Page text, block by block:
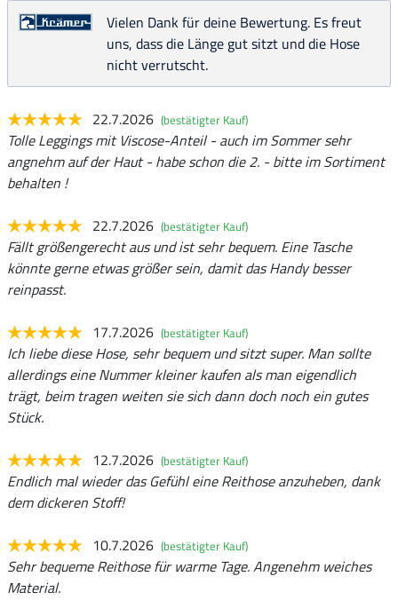
Vielen Dank für deine Bewertung. Es freut
uns, dass die Länge gut sitzt und die Hose
nicht verrutscht.
22.7.2026 (bestätigter Kauf)
Tolle Leggings mit Viscose-Anteil - auch im Sommer sehr
angnehm auf der Haut - habe schon die 2. - bitte im Sortiment
behalten !
22.7.2026 (bestätigter Kauf)
Fällt größengerecht aus und ist sehr bequem. Eine Tasche
könnte gerne etwas größer sein, damit das Handy besser
reinpasst.
17.7.2026 (bestätigter Kauf)
Ich liebe diese Hose, sehr bequem und sitzt super. Man sollte
allerdings eine Nummer kleiner kaufen als man eigendlich
trägt, beim tragen weiten sie sich dann doch noch ein gutes
Stück.
12.7.2026 (bestätigter Kauf)
Endlich mal wieder das Gefühl eine Reithose anzuheben, dank
dem dickeren Stoff!
10.7.2026 (bestätigter Kauf)
Sehr bequeme Reithose für warme Tage. Angenehm weiches
Material.